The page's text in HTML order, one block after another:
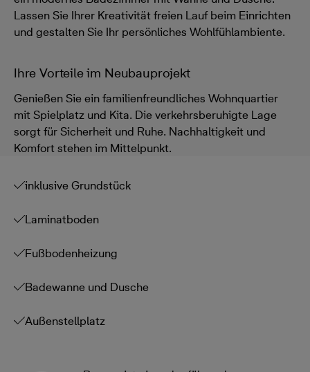
Lassen Sie Ihrer Kreativität freien Lauf beim Einrichten
und gestalten Sie Ihr persönliches Wohlfühlambiente.
Ihre Vorteile im Neubauprojekt
Genießen Sie ein familienfreundliches Wohnquartier
mit Spielplatz und Kita. Die verkehrsberuhigte Lage
sorgt für Sicherheit und Ruhe. Nachhaltigkeit und
Komfort stehen im Mittelpunkt.
inklusive Grundstück
Laminatboden
Fußbodenheizung
Badewanne und Dusche
Außenstellplatz